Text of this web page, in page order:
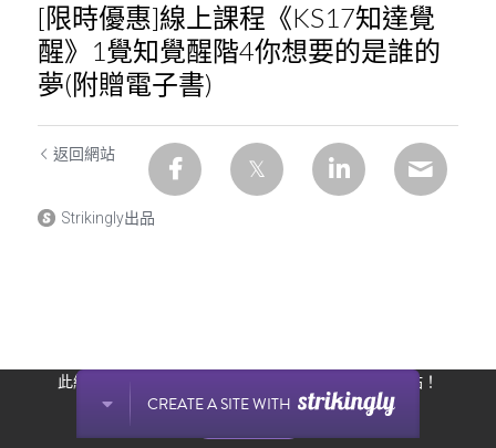
[限時優惠]線上課程《KS17知達覺
醒》1覺知覺醒階4你想要的是誰的
夢(附贈電子書)
返回網站
Strikingly出品
CREATE A SITE WITH
此網站通過 Strikingly 創建。 立即免費擁有一個網站！